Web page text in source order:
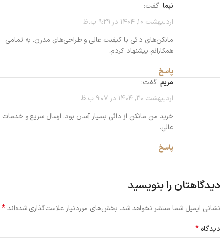
نیما گفت:
اردیبهشت 10, 1404 در 9:29 ب.ظ
مانکن‌های دائی با کیفیت عالی و طراحی‌های مدرن. به تمامی
همکارانم پیشنهاد کردم.
پاسخ
مریم گفت:
اردیبهشت 30, 1404 در 9:07 ب.ظ
خرید من مانکن از دائی بسیار آسان بود. ارسال سریع و خدمات
عالی.
پاسخ
دیدگاهتان را بنویسید
نشانی ایمیل شما منتشر نخواهد شد. بخش‌های موردنیاز علامت‌گذاری شده‌اند*
دیدگاه *